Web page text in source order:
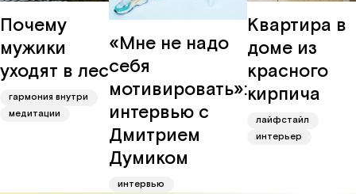
Почему
мужики
уходят в лес
гармония внутри
медитации
«Мне не надо
себя
мотивировать»:
интервью с
Дмитрием
Думиком
интервью
Квартира в
доме из
красного
кирпича
лайфстайл
интерьер